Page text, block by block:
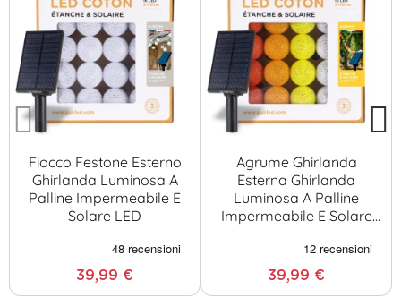
Fiocco Festone Esterno
Ghirlanda Luminosa A
Palline Impermeabile E
Solare LED
39,99 €
Agrume Ghirlanda
Esterna Ghirlanda
Luminosa A Palline
Impermeabile E Solare
39,99 €